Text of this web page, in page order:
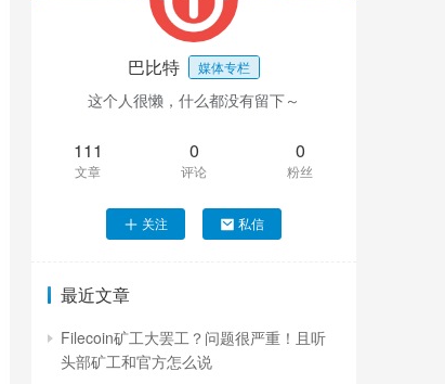
巴比特 媒体专栏
这个人很懒，什么都没有留下～
111
文章
0
评论
0
粉丝
关注 私信
最近文章
Filecoin矿工大罢工？问题很严重！且听
头部矿工和官方怎么说